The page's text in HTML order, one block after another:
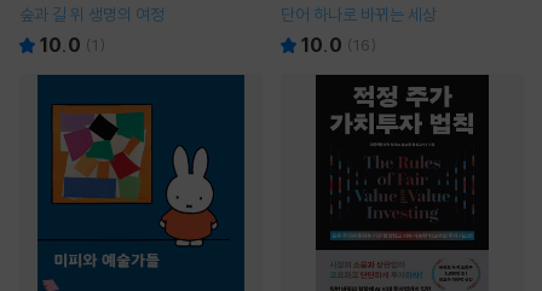
숲과 길 위 생명의 여정
10.0 (1 )
단어 하나로 바뀌는 세상
10.0 (16)